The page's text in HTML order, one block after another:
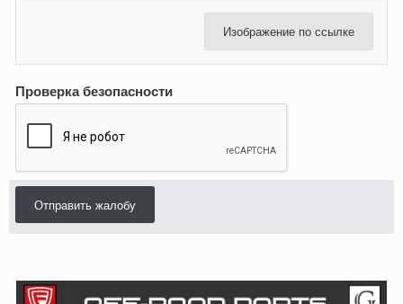
Изображение по ссылке
Проверка безопасности
Отправить жалобу